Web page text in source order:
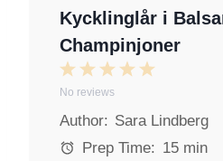
Kycklinglår i
Champinjoner
5
t
4
t
a
3
t
a
2
S
t
a
1
S
t
a
No reviews
Author: Sara Lindberg
Prep Time: 15 min